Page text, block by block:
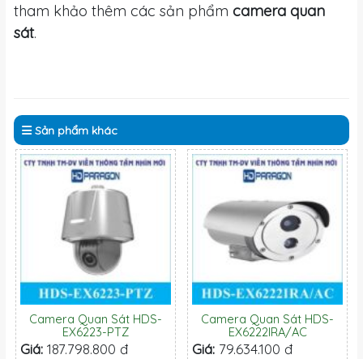
tham khảo thêm các sản phẩm camera quan
sát.
Sản phẩm khác
Camera Quan Sát HDS-
EX6223-PTZ
Giá: 187.798.800 đ
Camera Quan Sát HDS-
EX6222IRA/AC
Giá: 79.634.100 đ